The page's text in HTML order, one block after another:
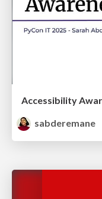
Accessibility
sabderemane